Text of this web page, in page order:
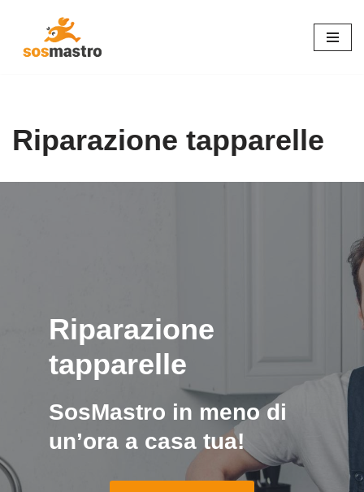
Riparazione tapparelle
Riparazione
tapparelle
SosMastro in meno di
un’ora a casa tua!